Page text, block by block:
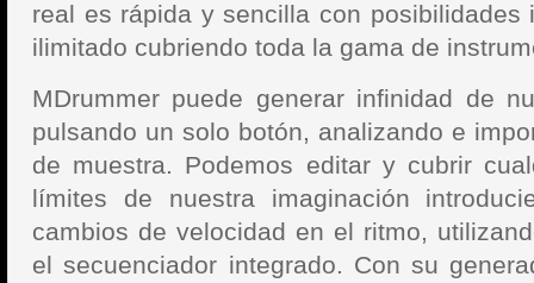
real es rápida y sencilla con posibilidades
ilimitado cubriendo toda la gama de
MDrummer puede generar infinidad de
pulsando un solo botón, analizando e
de muestra. Podemos editar y cubrir
límites de nuestra imaginación
cambios de velocidad en el ritmo,
el secuenciador integrado. Con su